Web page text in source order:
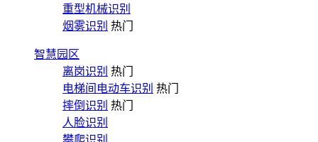
重型机械识别
烟雾识别 热门
智慧园区
离岗识别 热门
电梯间电动车识别 热门
摔倒识别 热门
人脸识别
攀爬识别